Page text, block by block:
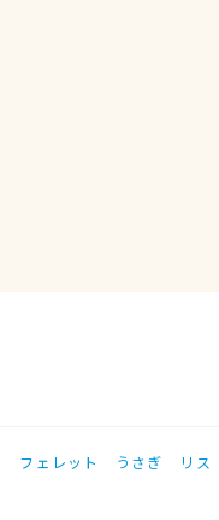
フェレット うさぎ リス